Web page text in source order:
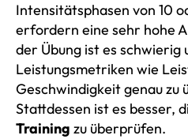
Intensitätsphasen von 10
erfordern eine sehr hohe
der Übung ist es schwierig
Leistungsmetriken wie
Geschwindigkeit genau zu
Stattdessen ist es besser,
Training zu überprüfen.